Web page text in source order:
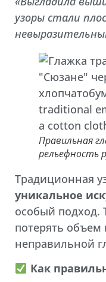
узоры стали
Правильная
рельефность
Традиционная
уникальное
особый подход.
потерять объем
неправильной
Как